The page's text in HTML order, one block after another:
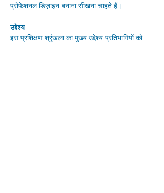
प्रोफेशनल डिज़ाइन बनाना सीखना चाहते हैं।
उद्देश्य
इस प्रशिक्षण श्रृंखला का मुख्य उद्देश्य प्रतिभागियों को